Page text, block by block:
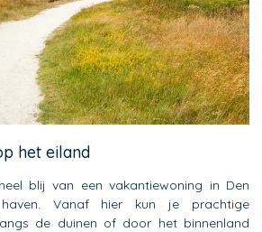
het eiland
blij van een vakantiewoning in Den
Vanaf hier kun je prachtige
de duinen of door het binnenland